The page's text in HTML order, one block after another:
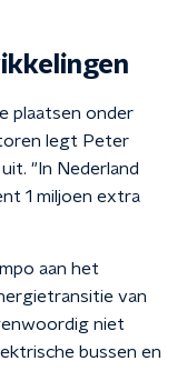
plaatsen onder
legt Peter
"In Nederland
1 miljoen extra
aan het
van
niet
bussen en